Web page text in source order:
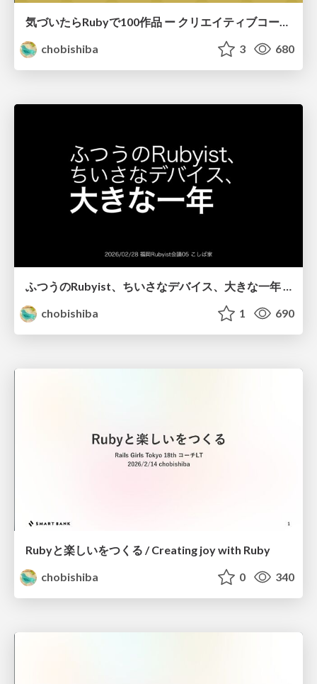
気づいたらRubyで100作品 ー クリエイティブコーディングが生活の一部になるまで / 100 Ruby Sketches Later: How Creative Coding Became Part of My Life
chobishiba
3 680
chobishiba
1 690
Rubyと楽しいをつくる / Creating joy with Ruby
chobishiba
0 340